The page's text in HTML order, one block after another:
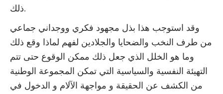
ذلك.
وقد استوجب هذا بذل مجهود فكري ووجداني جماعي
من طرف النخب والضحايا والجلادين لفهم لماذا وقع ذلك
وما هو الخلل الذي جعل ذلك ممكن الوقوع حتى تتم
التهيئة النفسية والسياسية التي تمكن المجموعة الوطنية
من الكشف عن الحقيقة و مواجهة الآلام و الدخول في